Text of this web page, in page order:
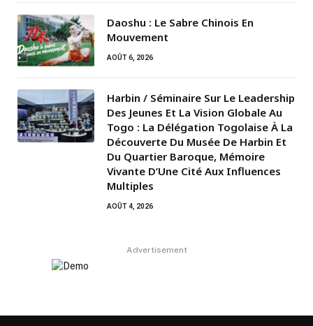
Daoshu : Le Sabre Chinois En
Mouvement
AOÛT 6, 2026
Harbin / Séminaire Sur Le Leadership
Des Jeunes Et La Vision Globale Au
Togo : La Délégation Togolaise À La
Découverte Du Musée De Harbin Et
Du Quartier Baroque, Mémoire
Vivante D’Une Cité Aux Influences
Multiples
AOÛT 4, 2026
Advertisement